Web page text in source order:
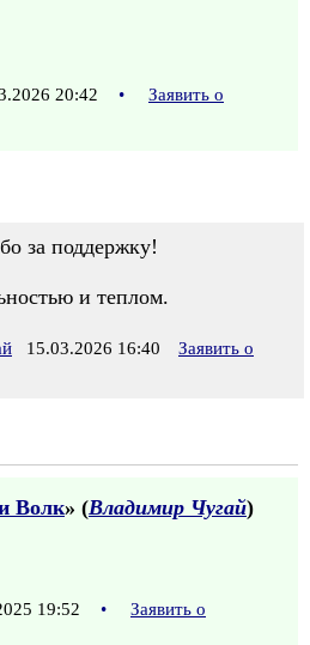
20:42 •
Заявить о
за поддержку!
и теплом.
15.03.2026 16:40
Заявить о
Волк» (Владимир Чугай)
19:52 •
Заявить о